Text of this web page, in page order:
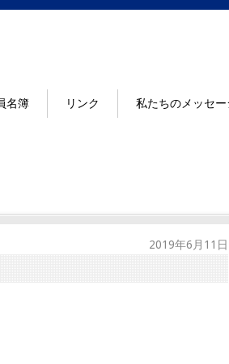
名簿 リンク 私たちのメッセー
2019年6月11日